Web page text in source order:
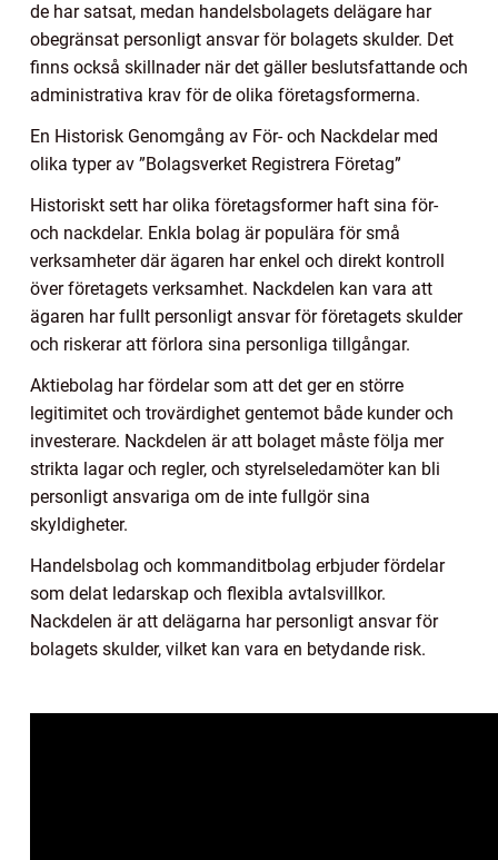
de har satsat, medan handelsbolagets delägare har
obegränsat personligt ansvar för bolagets skulder. Det
finns också skillnader när det gäller beslutsfattande och
administrativa krav för de olika företagsformerna.
En Historisk Genomgång av För- och Nackdelar med
olika typer av ”Bolagsverket Registrera Företag”
Historiskt sett har olika företagsformer haft sina för-
och nackdelar. Enkla bolag är populära för små
verksamheter där ägaren har enkel och direkt kontroll
över företagets verksamhet. Nackdelen kan vara att
ägaren har fullt personligt ansvar för företagets skulder
och riskerar att förlora sina personliga tillgångar.
Aktiebolag har fördelar som att det ger en större
legitimitet och trovärdighet gentemot både kunder och
investerare. Nackdelen är att bolaget måste följa mer
strikta lagar och regler, och styrelseledamöter kan bli
personligt ansvariga om de inte fullgör sina
skyldigheter.
Handelsbolag och kommanditbolag erbjuder fördelar
som delat ledarskap och flexibla avtalsvillkor.
Nackdelen är att delägarna har personligt ansvar för
bolagets skulder, vilket kan vara en betydande risk.